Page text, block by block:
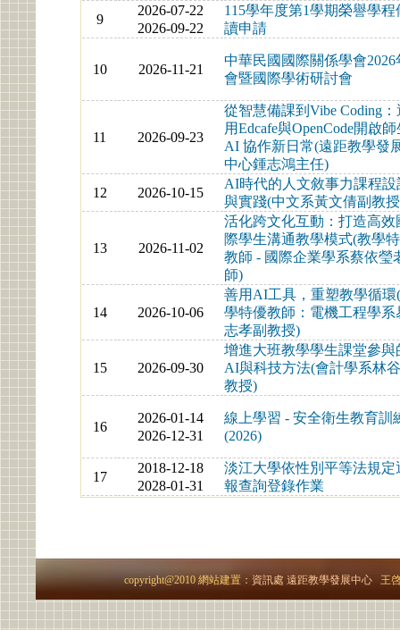
9
2026-07-22
2026-09-22
115學年度第1學期榮譽學程
讀申請
10 2026-11-21
中華民國國際關係學會2026
會暨國際學術研討會
11 2026-09-23
從智慧備課到Vibe Coding：
用Edcafe與OpenCode開啟師
AI 協作新日常(遠距教學發
中心鍾志鴻主任)
12
2026-10-15
AI時代的人文敘事力課程設
與實踐(中文系黃文倩副教
13 2026-11-02
活化跨文化互動：打造高效
際學生溝通教學模式(教學
教師 - 國際企業學系蔡依瑩
師)
14 2026-10-06
善用AI工具，重塑教學循環
學特優教師：電機工程學系
志孝副教授)
15 2026-09-30
增進大班教學學生課堂參與
AI與科技方法(會計學系林
教授)
16
2026-01-14
2026-12-31
線上學習 - 安全衛生教育訓
(2026)
17
2018-12-18
2028-01-31
淡江大學依性別平等法規定
報查詢登錄作業
copyright@2010 網站建置： 資訊處 遠距教學發展中心王